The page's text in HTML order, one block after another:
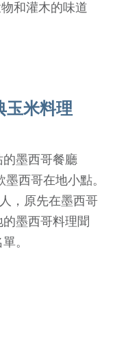
和灌木的味道
玉米料理
墨西哥餐廳
西哥在地小點。
，原先在墨西哥
墨西哥料理聞
。